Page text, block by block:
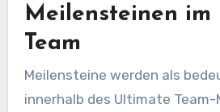
Meilensteinen im
Team
Meilensteine werden als
innerhalb des Ultimate Team-